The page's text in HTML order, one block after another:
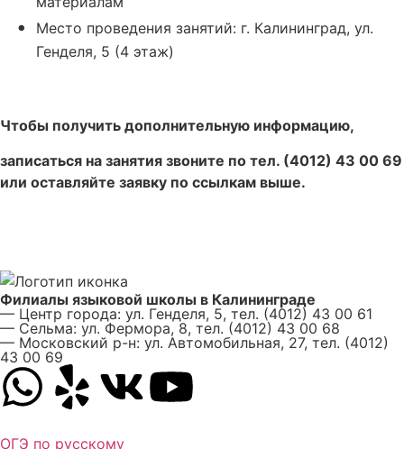
Место проведения занятий: г. Калининград, ул.
Генделя, 5 (4 этаж)
Чтобы получить дополнительную информацию,
записаться на занятия звоните по тел. (4012) 43 00 69
или оставляйте заявку по ссылкам выше.
Филиалы языковой школы в Калининграде
— Центр города: ул. Генделя, 5, тел. (4012) 43 00 61
— Сельма: ул. Фермора, 8, тел. (4012) 43 00 68
— Московский р-н: ул. Автомобильная, 27, тел. (4012)
43 00 69
ОГЭ по русскому